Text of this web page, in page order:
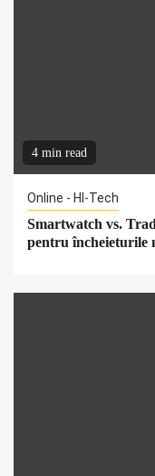
4 min read
Online - HI-Tech
Smartwatch vs.
pentru încheieturile